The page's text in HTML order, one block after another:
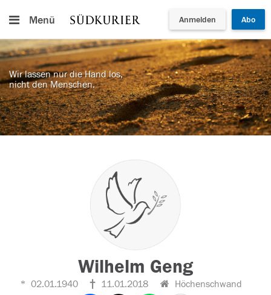
Menü Anmelden Abo
Wir lassen nur die Hand los,
nicht den Menschen.
Wilhelm Geng
02.01.1940 11.01.2018 Höchenschwand